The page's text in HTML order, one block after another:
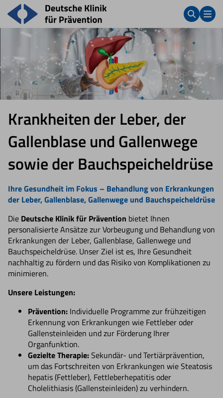
Krankheiten der Leber, der
Gallenblase und Gallenwege
sowie der Bauchspeicheldrüse
Ihre Gesundheit im Fokus – Behandlung von Erkrankungen
der Leber, Gallenblase, Gallenwege und Bauchspeicheldrüse
Die Deutsche Klinik für Prävention bietet Ihnen
personalisierte Ansätze zur Vorbeugung und Behandlung von
Erkrankungen der Leber, Gallenblase, Gallenwege und
Bauchspeicheldrüse. Unser Ziel ist es, Ihre Gesundheit
nachhaltig zu fördern und das Risiko von Komplikationen zu
minimieren.
Unsere Leistungen:
Prävention: Individuelle Programme zur frühzeitigen
Erkennung von Erkrankungen wie Fettleber oder
Gallensteinleiden und zur Förderung Ihrer
Organfunktion.
Gezielte Therapie:Sekundär- und Tertiärprävention,
um das Fortschreiten von Erkrankungen wie Steatosis
hepatis (Fettleber), Fettleberhepatitis oder
Cholelithiasis (Gallensteinleiden) zu verhindern.